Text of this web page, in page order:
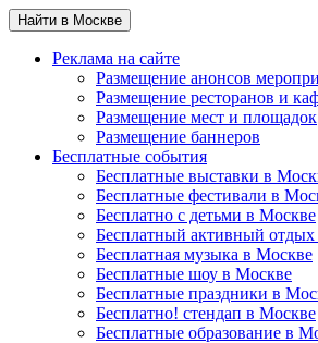
Найти в Москве
Реклама на сайте
Размещение анонсов
Размещение ресторанов и
Размещение мест и площадок
Размещение баннеров
Бесплатные события
Бесплатные выставки в
Бесплатные фестивали в
Бесплатно с детьми в Москве
Бесплатный активный
Бесплатная музыка в Москве
Бесплатные шоу в Москве
Бесплатные праздники в
Бесплатно! стендап в Москве
Бесплатные образование в